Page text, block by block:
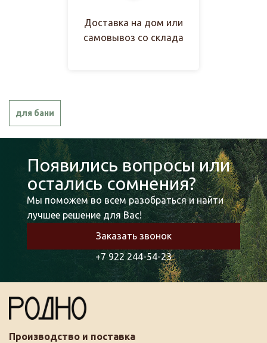
Доставка на дом или
самовывоз со склада
для бани
Появились вопросы или
остались сомнения?
Мы поможем во всем разобраться и найти
лучшее решение для Вас!
Заказать звонок
+7 922 244-54-23
Производство и поставка